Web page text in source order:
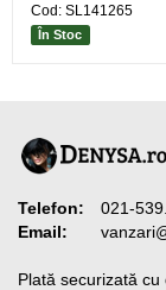
Cod: SL141265
În Stoc
Telefon:
021-
Email:
Plată securizată cu